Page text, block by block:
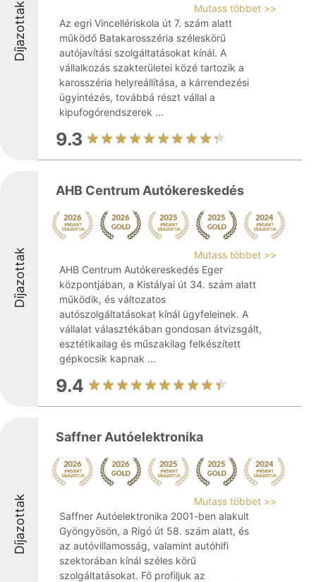
Díjazottak
Mutass többet >>
Az egri Vincellériskola út 7. szám alatt
működő Batakarosszéria széleskörű
autójavítási szolgáltatásokat kínál. A
vállalkozás szakterületei közé tartozik a
karosszéria helyreállítása, a kárrendezési
ügyintézés, továbbá részt vállal a
kipufogórendszerek ...
9.3
Díjazottak
AHB Centrum Autókereskedés
Mutass többet >>
AHB Centrum Autókereskedés Eger
központjában, a Kistályai út 34. szám alatt
működik, és változatos
autószolgáltatásokat kínál ügyfeleinek. A
vállalat választékában gondosan átvizsgált,
esztétikailag és műszakilag felkészített
gépkocsik kapnak ...
9.4
Díjazottak
Saffner Autóelektronika
Mutass többet >>
Saffner Autóelektronika 2001-ben alakult
Gyöngyösön, a Rigó út 58. szám alatt, és
az autóvillamosság, valamint autóhifi
szektorában kínál széles körű
szolgáltatásokat. Fő profiljuk az